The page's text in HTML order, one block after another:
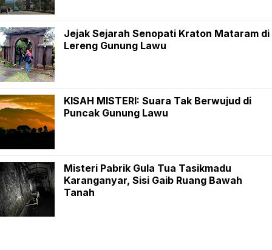
Jejak Sejarah Senopati Kraton Mataram di
Lereng Gunung Lawu
KISAH MISTERI: Suara Tak Berwujud di
Puncak Gunung Lawu
Misteri Pabrik Gula Tua Tasikmadu
Karanganyar, Sisi Gaib Ruang Bawah
Tanah